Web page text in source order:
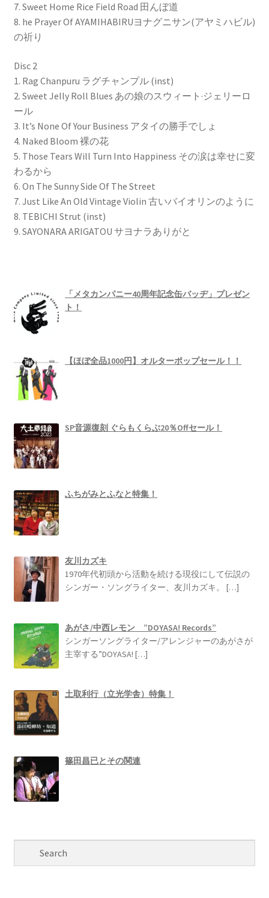
7. Sweet Home Rice Field Road 田んぼ道
8. he Prayer Of AYAMIHABIRUヨナグニサン(アヤミハビル)
の祈り
Disc 2
1. Rag Chanpuru ラグチャンプル (inst)
2. Sweet Jelly Roll Blues あの娘のスウィート·ジェリーロ
ール
3. It’s None Of Your Business アタイの勝手でしょ
4. Naked Bloom 裸の花
5. Those Tears Will Turn Into Happiness その涙は幸せに変
わるから
6. On The Sunny Side Of The Street
7. Just Like An Old Vintage Violin 古いバイオリンのように
8. TEBICHI Strut (inst)
9. SAYONARA ARIGATOU サヨナラありがと
「メタカンパニー40周年記念缶バッヂ」プレゼン
ト！
【ほぼ全品1000円】オルターポップセール！！
SP音源復刻 ぐらもくらぶ20％Offセール！
ふちがみとふなと特集！
友川カズキ
1970年代初頭から活動を続ける現役にして伝説の
シンガー・ソングライター、友川カズキ。[…]
あがさ/中西レモン ”DOYASA! Records”
シンガーソングライター/アレンジャーのあがさが
主宰する”DOYASA![…]
土取利行（立光学舎）特集！
篠田昌已とその関連